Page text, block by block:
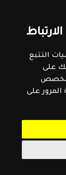
التتبع
على
المرور على